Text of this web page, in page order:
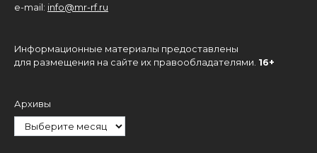
e-mail: info@mr-rf.ru
Информационные материалы предоставлены
для размещения на сайте их правообладателями. 16+
Архивы